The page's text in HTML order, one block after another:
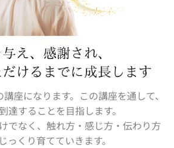
座になります。この講座を通して、
達することを目指します。
でなく、触れ方・感じ方・伝わり方
っくり育てていきます。